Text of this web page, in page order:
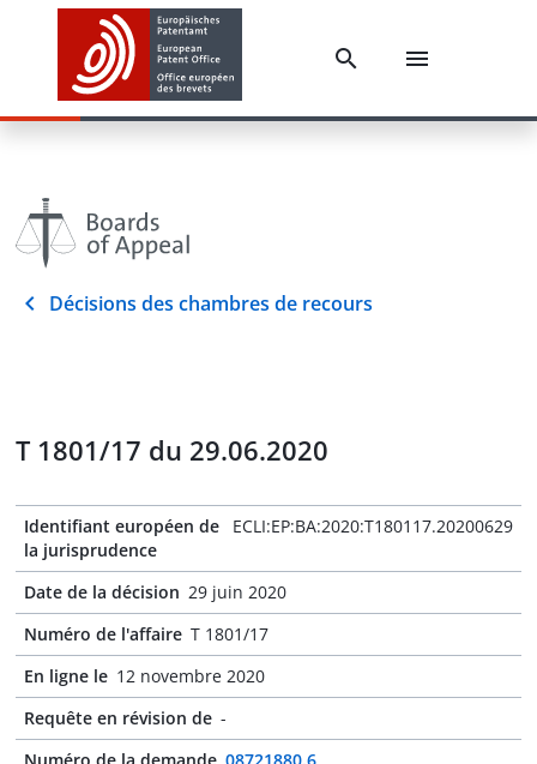
Décisions des chambres de recours
T 1801/17 du 29.06.2020
Identifiant européen de
la jurisprudence
ECLI:EP:BA:2020:T180117.20200629
Date de la décision 29 juin 2020
Numéro de l'affaire T 1801/17
En ligne le 12 novembre 2020
Requête en révision de -